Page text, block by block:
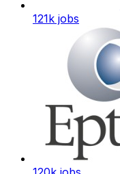
121k jobs